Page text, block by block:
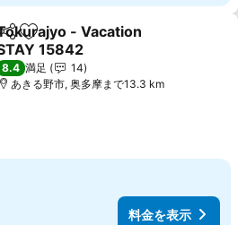
シェアお気に入りに追加
- Vacation
15842
金を表示
8.4 満足
14
あきる野市, 奥多摩まで13.3 km
料金を表示